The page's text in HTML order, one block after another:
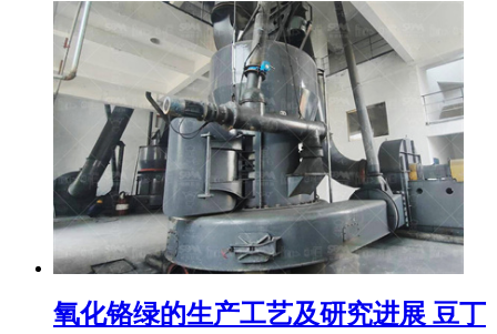
氧化铬绿的生产工艺及研究进展 豆丁